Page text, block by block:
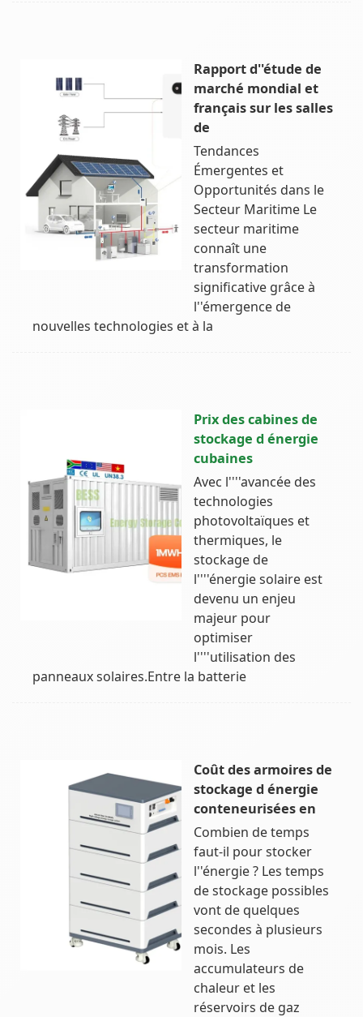
Rapport d''étude de
marché mondial et
français sur les salles
de
Tendances
Émergentes et
Opportunités dans le
Secteur Maritime Le
secteur maritime
connaît une
transformation
significative grâce à
l''émergence de
nouvelles technologies et à la
Prix des cabines de
stockage d énergie
cubaines
Avec l''''avancée des
technologies
photovoltaïques et
thermiques, le
stockage de
l''''énergie solaire est
devenu un enjeu
majeur pour
optimiser
l''''utilisation des
panneaux solaires.Entre la batterie
Coût des armoires de
stockage d énergie
conteneurisées en
Combien de temps
faut-il pour stocker
l''énergie ? Les temps
de stockage possibles
vont de quelques
secondes à plusieurs
mois. Les
accumulateurs de
chaleur et les
réservoirs de gaz